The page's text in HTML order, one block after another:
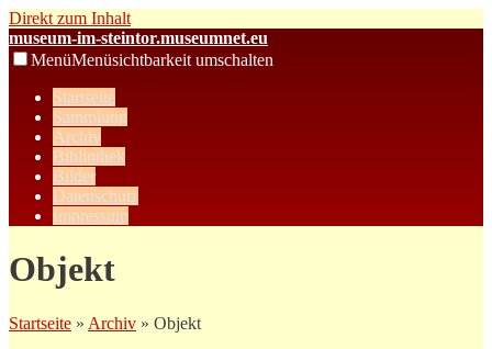
Direkt zum Inhalt
museum-im-steintor.museumnet.eu
MenüMenüsichtbarkeit umschalten
Startseite
Sammlung
Archiv
Bibliothek
Bilder
Datenschutz
Impressum
Objekt
Startseite » Archiv » Objekt